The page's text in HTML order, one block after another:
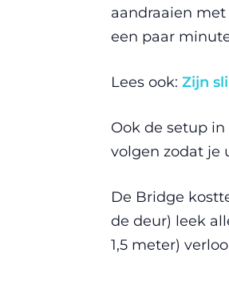
aandraaien
een paar
Lees ook: Zijn
Ook de setup
volgen zodat je
De Bridge
de deur) leek
1,5 meter)